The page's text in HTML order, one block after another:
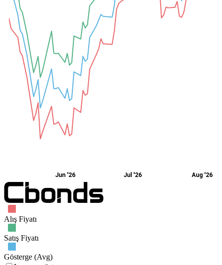
Jun '26 Jul '26 Aug '26
Alış Fiyatı
Satış Fiyatı
Gösterge (Avg)